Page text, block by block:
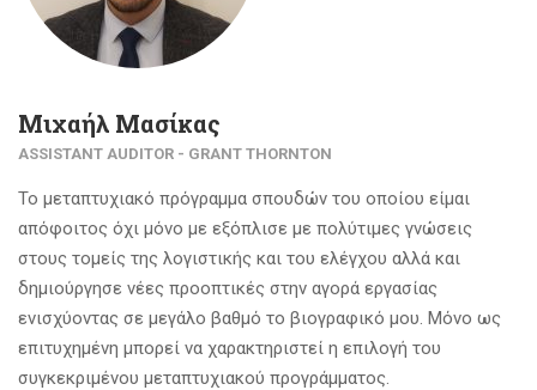
Μιχαήλ Μασίκας
ASSISTANT AUDITOR - GRANT THORNTON
Το μεταπτυχιακό πρόγραμμα σπουδών του οποίου είμαι
απόφοιτος όχι μόνο με εξόπλισε με πολύτιμες γνώσεις
στους τομείς της λογιστικής και του ελέγχου αλλά και
δημιούργησε νέες προοπτικές στην αγορά εργασίας
ενισχύοντας σε μεγάλο βαθμό το βιογραφικό μου. Μόνο ως
επιτυχημένη μπορεί να χαρακτηριστεί η επιλογή του
συγκεκριμένου μεταπτυχιακού προγράμματος.